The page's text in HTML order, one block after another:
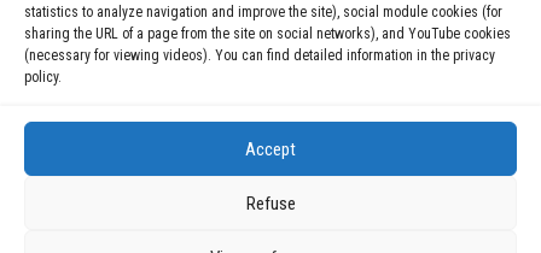
statistics to analyze navigation and improve the site), social module cookies (for
sharing the URL of a page from the site on social networks), and YouTube cookies
(necessary for viewing videos). You can find detailed information in the privacy
policy.
Accept
Refuse
(514) 284-0211